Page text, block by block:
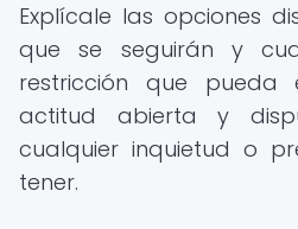
Explícale las opciones
que se seguirán y
restricción que pueda
actitud abierta y
cualquier inquietud o
tener.